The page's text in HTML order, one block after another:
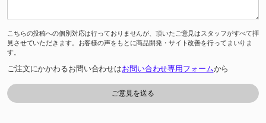
こちらの投稿への個別対応は行っておりませんが、頂いたご意見はスタッフがすべて拝
見させていただきます。お客様の声をもとに商品開発・サイト改善を行ってまいりま
す。
ご注文にかかわるお問い合わせはお問い合わせ専用フォームから